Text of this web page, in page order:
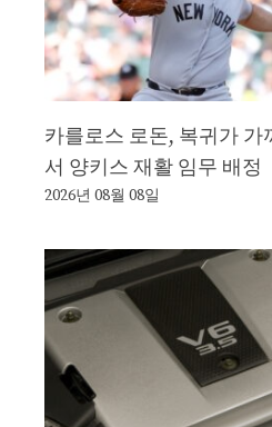
카를로스 로돈, 복귀가 가
서 양키스 재활 임무 배정
2026년 08월 08일